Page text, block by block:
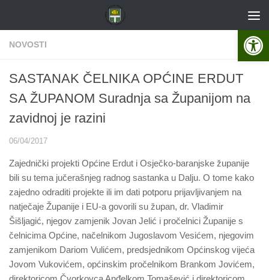
NOVOSTI
SASTANAK ČELNIKA OPĆINE ERDUT
SA ŽUPANOM Suradnja sa Županijom na
zavidnoj je razini
06/04/2017
Zajednički projekti Općine Erdut i Osječko-baranjske županije
bili su tema jučerašnjeg radnog sastanka u Dalju. O tome kako
zajedno odraditi projekte ili im dati potporu prijavljivanjem na
natječaje Županije i EU-a govorili su župan, dr. Vladimir
Šišljagić, njegov zamjenik Jovan Jelić i pročelnici Županije s
čelnicima Općine, načelnikom Jugoslavom Vesićem, njegovim
zamjenikom Dariom Vulićem, predsjednikom Općinskog vijeća
Jovom Vukovićem, općinskim pročelnikom Brankom Jovićem,